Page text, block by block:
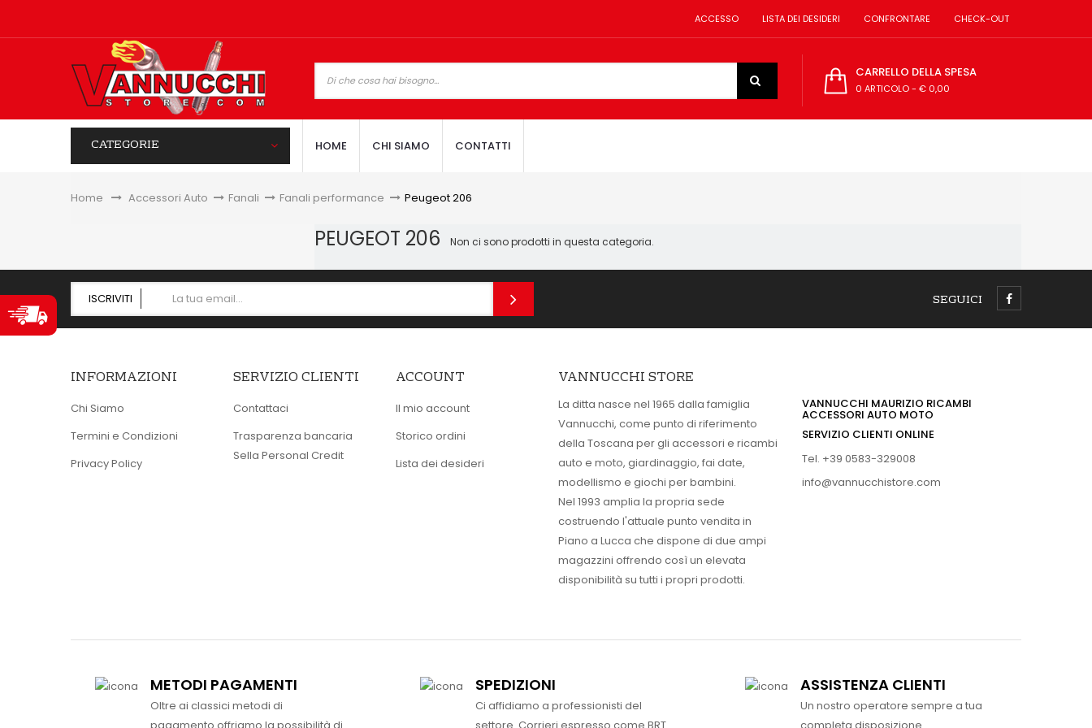
ACCESSO LISTA DEI DESIDERI CONFRONTARE CHECK-OUT
CARRELLO DELLA SPESA
0 ARTICOLO- € 0,00
CATEGORIE HOME CHI SIAMO CONTATTI
Home &gt;Accessori Auto > Fanali > Fanali performance > Peugeot 206
PEUGEOT 206 Non ci sono prodotti in questa categoria.
ISCRIVITI SEGUICI
INFORMAZIONI
Chi Siamo
Termini e Condizioni
Privacy Policy
SERVIZIO CLIENTI
Contattaci
Trasparenza bancaria
Sella Personal Credit
ACCOUNT
Il mio account
Storico ordini
Lista dei desideri
VANNUCCHI STORE
La ditta nasce nel 1965 dalla famiglia
Vannucchi, come punto di riferimento
della Toscana per gli accessori e ricambi
auto e moto, giardinaggio, fai date,
modellismo e giochi per bambini.
Nel 1993 amplia la propria sede
costruendo l'attuale punto vendita in
Piano a Lucca che dispone di due ampi
magazzini offrendo così un elevata
disponibilità su tutti i propri prodotti.
VANNUCCHI MAURIZIO RICAMBI
ACCESSORI AUTO MOTO
SERVIZIO CLIENTI ONLINE
Tel. +39 0583-329008
info@vannucchistore.com
METODI PAGAMENTI
Oltre ai classici metodi di
pagamento offriamo la possibilità di
SPEDIZIONI
Ci affidiamo a professionisti del
settore. Corrieri espresso come BRT
ASSISTENZA CLIENTI
Un nostro operatore sempre a tua
completa disposizione